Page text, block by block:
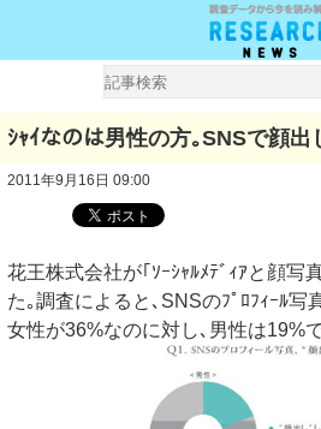
ｼｬｲなのは男性の方｡SNSで顔出
2011年9月16日 09:00
花王株式会社が｢ｿｰｼｬﾙﾒﾃﾞｨｱと顔写
た｡調査によると､SNSのﾌﾟﾛﾌｨｰﾙ写
女性が36%なのに対し､男性は19%